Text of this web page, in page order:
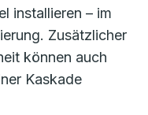
installieren – im
Zusätzlicher
können auch
Kaskade